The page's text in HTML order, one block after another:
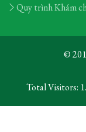
Quy trình Khám
©
Total Visitors: